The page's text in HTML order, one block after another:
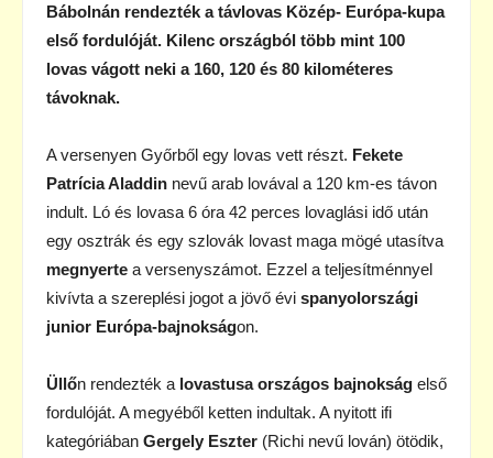
Bábolnán rendezték a távlovas Közép- Európa-kupa
első fordulóját. Kilenc országból több mint 100
lovas vágott neki a 160, 120 és 80 kilométeres
távoknak.
A versenyen Győrből egy lovas vett részt. Fekete
Patrícia Aladdin nevű arab lovával a 120 km-es távon
indult. Ló és lovasa 6 óra 42 perces lovaglási idő után
egy osztrák és egy szlovák lovast maga mögé utasítva
megnyerte a versenyszámot. Ezzel a teljesítménnyel
kivívta a szereplési jogot a jövő évi spanyolországi
junior Európa-bajnokságon.
Üllőn rendezték a lovastusa országos bajnokság első
fordulóját. A megyéből ketten indultak. A nyitott ifi
kategóriában Gergely Eszter (Richi nevű lován) ötödik,